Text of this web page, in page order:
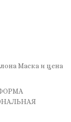
Маска и цена